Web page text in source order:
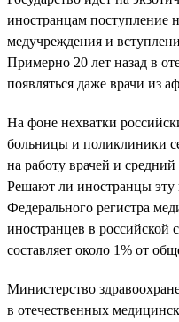
иностранцам поступление
медучреждения и
Примерно 20 лет назад в
появляться даже врачи из
На фоне нехватки
больницы и поликлиники
на работу врачей и
Решают ли иностранцы
Федерального регистра
иностранцев в российской
составляет около 1% от
Министерство
в отечественных